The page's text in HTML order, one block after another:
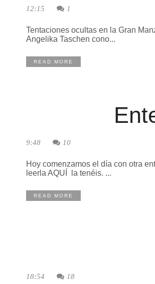
12:15 1
Tentaciones ocultas en la Gran
Angelika Taschen cono...
READ MORE
9:48 10
Hoy comenzamos el día con otra
leerla AQUÍ la tenéis. ...
READ MORE
18:54 18